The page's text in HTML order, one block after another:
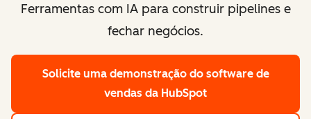
Ferramentas com IA para construir pipelines e
fechar negócios.
Solicite uma demonstração do software de
vendas da HubSpot